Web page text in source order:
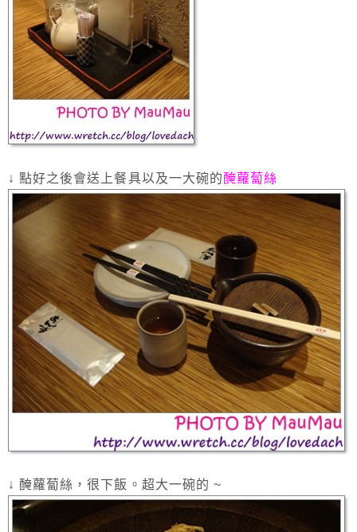
↓ 點好之後會送上餐具以及一大碗的醃蘿蔔絲
↓ 醃蘿蔔絲，很下飯。超大一碗的 ~